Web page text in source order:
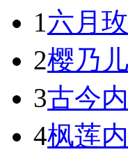
1六月
2樱乃
3古今
4枫莲